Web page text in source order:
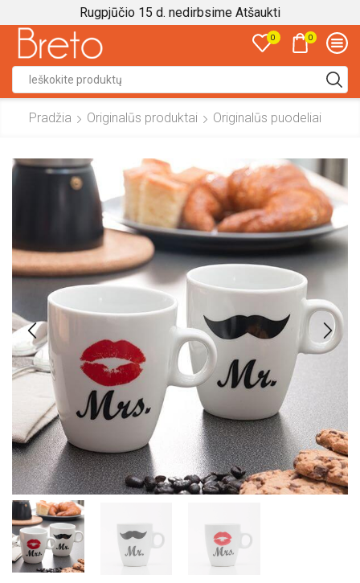
Rugpjūčio 15 d. nedirbsime Atšaukti
0 0
input
Pradžia Originalūs produktai Originalūs puodeliai